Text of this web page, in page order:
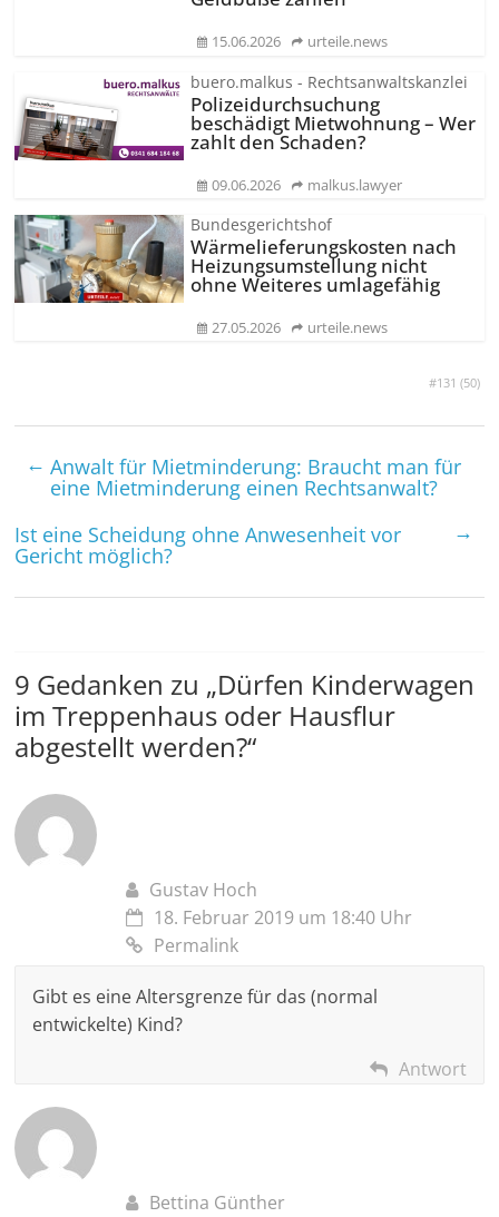
#131 (50)
15.06.2026 urteile.news
buero.malkus - Rechtsanwaltskanzlei
Polizeidurchsuchung
beschädigt Mietwohnung – Wer
zahlt den Schaden?
09.06.2026 malkus.lawyer
Bundesgerichtshof
Wärmeliefe­rungskosten nach
Heizungsumstellung nicht
ohne Weiteres umlagefähig
27.05.2026 urteile.news
← Anwalt für Miet­minderung: Braucht man für
eine Miet­minderung einen Rechtsanwalt?
Ist eine Scheidung ohne Anwesenheit vor
Gericht möglich?
→
9 Gedanken zu „Dürfen Kinderwagen
im Treppenhaus oder Hausflur
abgestellt werden?“
Gustav Hoch
18. Februar 2019 um 18:40 Uhr
Permalink
Gibt es eine Altersgrenze für das (normal
entwickelte) Kind?
Antwort
Bettina Günther